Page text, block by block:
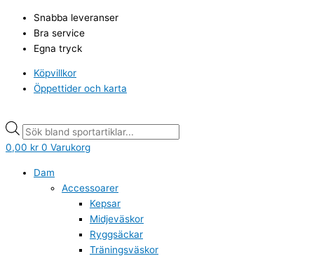
innehåll
Snabba leveranser
Bra service
Egna tryck
Köpvillkor
Öppettider och karta
search
0,00 kr 0 Varukorg
Dam
Accessoarer
Kepsar
Midjeväskor
Ryggsäckar
Träningsväskor
search